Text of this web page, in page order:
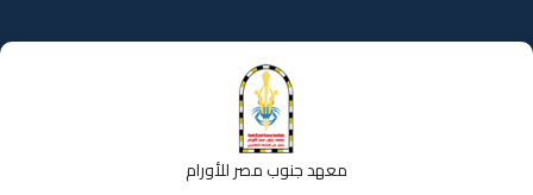
إلى
المحتوى
معهد جنوب مصر للأورام